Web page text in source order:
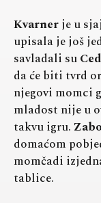
Kvarnerje u
upisala je još
savladali su
da će biti tvrd
njegovi momci
mladost nije u
takvu igru.
domaćom
momčadi
tablice.